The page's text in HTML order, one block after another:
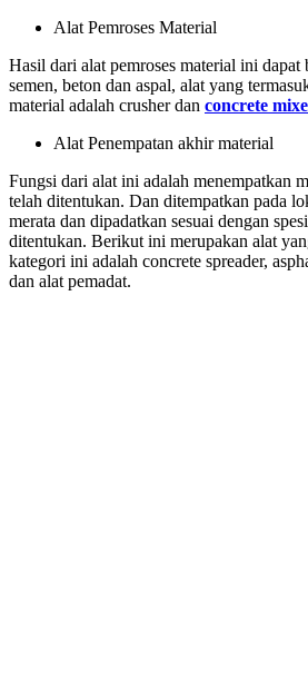
Alat Pemroses Material
Hasil dari alat pemroses material ini dapat
semen, beton dan aspal, alat yang
material adalah crusher dan concrete
Alat Penempatan akhir material
Fungsi dari alat ini adalah menempatkan
telah ditentukan. Dan ditempatkan pada
merata dan dipadatkan sesuai dengan
ditentukan. Berikut ini merupakan alat
kategori ini adalah concrete spreader,
dan alat pemadat.